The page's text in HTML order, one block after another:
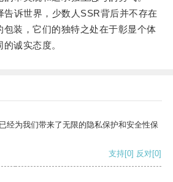
诉世界，少数人SSR背后并不存在
包装，它们的独特之处在于彰显个体
诚实态度。
经为我们带来了无限的隐私保护和安全性保
支持[0] 反对[0]